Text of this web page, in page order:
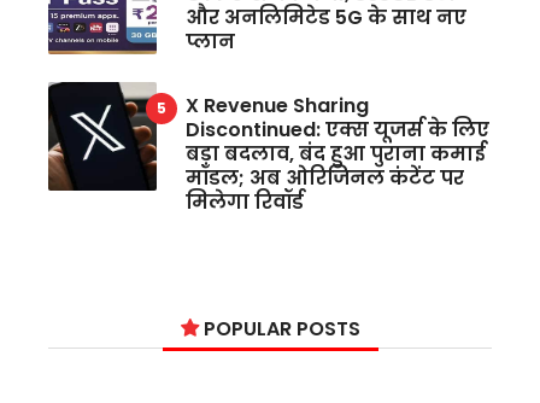
और अनलिमिटेड 5G के साथ नए
प्लान
X Revenue Sharing
Discontinued: एक्स यूजर्स के लिए
बड़ा बदलाव, बंद हुआ पुराना कमाई
मॉडल; अब ओरिजिनल कंटेंट पर
मिलेगा रिवॉर्ड
POPULAR POSTS